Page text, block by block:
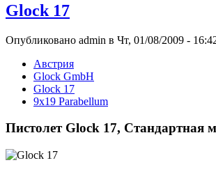
Glock 17
Опубликовано admin в Чт, 01/08/2009 -
Австрия
Glock GmbH
Glock 17
9x19 Parabellum
Пистолет Glock 17, Стандартная